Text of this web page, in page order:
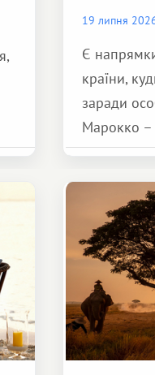
19 липня
Є
країни,
заради
Марокко –